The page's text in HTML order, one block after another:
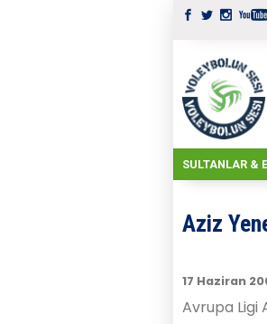
SULTANLAR &
Aziz
17 Haziran
Avrupa Ligi